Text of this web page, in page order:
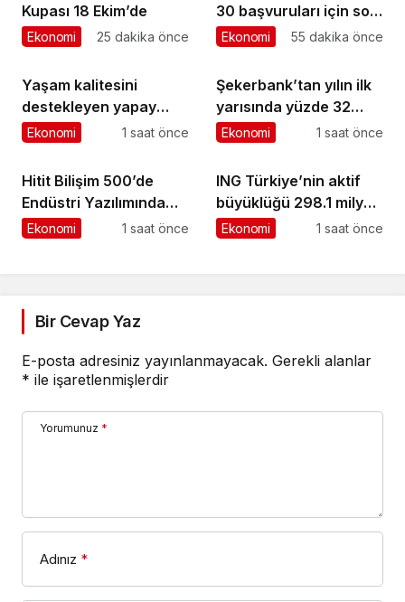
Kupası 18 Ekim’de
Ekonomi 25 dakika önce
30 başvuruları için son
dönemece girildi!
Ekonomi 55 dakika önce
Yaşam kalitesini
destekleyen yapay
zekâ hizmetleri akıllı
ve altyapı kadar önemli
Ekonomi 1 saat önce
Şekerbank’tan yılın ilk
yarısında yüzde 32
büyüme
Ekonomi 1 saat önce
Hitit Bilişim 500’de
Endüstri Yazılımında
Birinci Sırada
Ekonomi 1 saat önce
ING Türkiye’nin aktif
büyüklüğü 298.1 milyar
TL’ye ulaştı
Ekonomi 1 saat önce
Bir Cevap Yaz
E-posta adresiniz yayınlanmayacak. Gerekli alanlar
* ile işaretlenmişlerdir
Yorumunuz *
Adınız *